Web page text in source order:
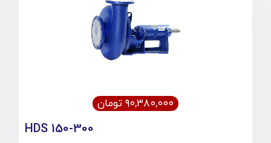
۹۰,۳۸۰,۰۰۰ تومان
HDS 150-300